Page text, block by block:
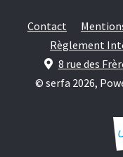
Contact
Règlement
8 rue des
© serfa 2026,